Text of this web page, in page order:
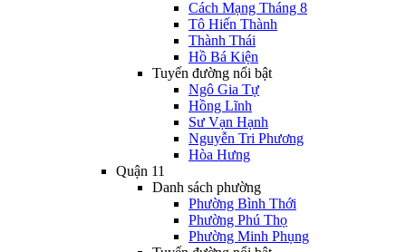
Cách Mạng Tháng 8
Tô Hiến Thành
Thành Thái
Hồ Bá Kiện
Tuyến đường nổi bật
Ngô Gia Tự
Hồng Lĩnh
Sư Vạn Hạnh
Nguyễn Tri Phương
Hòa Hưng
Quận 11
Danh sách phường
Phường Bình Thới
Phường Phú Thọ
Phường Minh Phụng